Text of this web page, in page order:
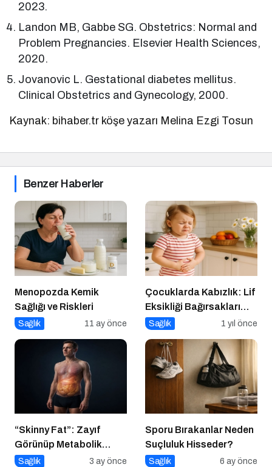
2023.
Landon MB, Gabbe SG. Obstetrics: Normal and
Problem Pregnancies. Elsevier Health Sciences,
2020.
Jovanovic L. Gestational diabetes mellitus.
Clinical Obstetrics and Gynecology, 2000.
Kaynak: bihaber.tr köşe yazarı Melina Ezgi Tosun
Benzer Haberler
Menopozda Kemik
Sağlığı ve Riskleri
Sağlık 11 ay önce
Çocuklarda Kabızlık: Lif
Eksikliği Bağırsakları
Nasıl Yavaşlatır?
Sağlık 1 yıl önce
“Skinny Fat”: Zayıf
Görünüp Metabolik
Olarak Riskli Olmak
Sağlık 3 ay önce
Sporu Bırakanlar Neden
Suçluluk Hisseder?
Sağlık 6 ay önce